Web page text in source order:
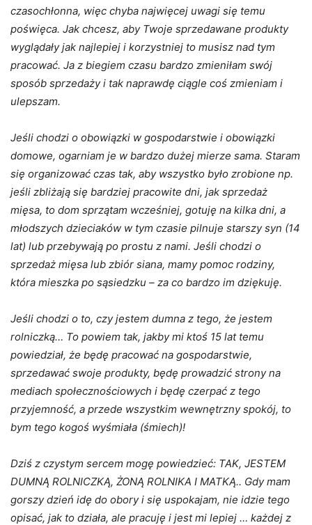
czasochłonna, więc chyba najwięcej uwagi się temu
poświęca. Jak chcesz, aby Twoje sprzedawane produkty
wyglądały jak najlepiej i korzystniej to musisz nad tym
pracować. Ja z biegiem czasu bardzo zmieniłam swój
sposób sprzedaży i tak naprawdę ciągle coś zmieniam i
ulepszam.
Jeśli chodzi o obowiązki w gospodarstwie i obowiązki
domowe, ogarniam je w bardzo dużej mierze sama. Staram
się organizować czas tak, aby wszystko było zrobione np.
jeśli zbliżają się bardziej pracowite dni, jak sprzedaż
mięsa, to dom sprzątam wcześniej, gotuję na kilka dni, a
młodszych dzieciaków w tym czasie pilnuje starszy syn (14
lat) lub przebywają po prostu z nami. Jeśli chodzi o
sprzedaż mięsa lub zbiór siana, mamy pomoc rodziny,
która mieszka po sąsiedzku – za co bardzo im dziękuję.
Jeśli chodzi o to, czy jestem dumna z tego, że jestem
rolniczką… To powiem tak, jakby mi ktoś 15 lat temu
powiedział, że będę pracować na gospodarstwie,
sprzedawać swoje produkty, będę prowadzić strony na
mediach społecznościowych i będę czerpać z tego
przyjemność, a przede wszystkim wewnętrzny spokój, to
bym tego kogoś wyśmiała (śmiech)!
Dziś z czystym sercem mogę powiedzieć: TAK, JESTEM
DUMNĄ ROLNICZKĄ, ŻONĄ ROLNIKA I MATKĄ.. Gdy mam
gorszy dzień idę do obory i się uspokajam, nie idzie tego
opisać, jak to działa, ale pracuję i jest mi lepiej … każdej z